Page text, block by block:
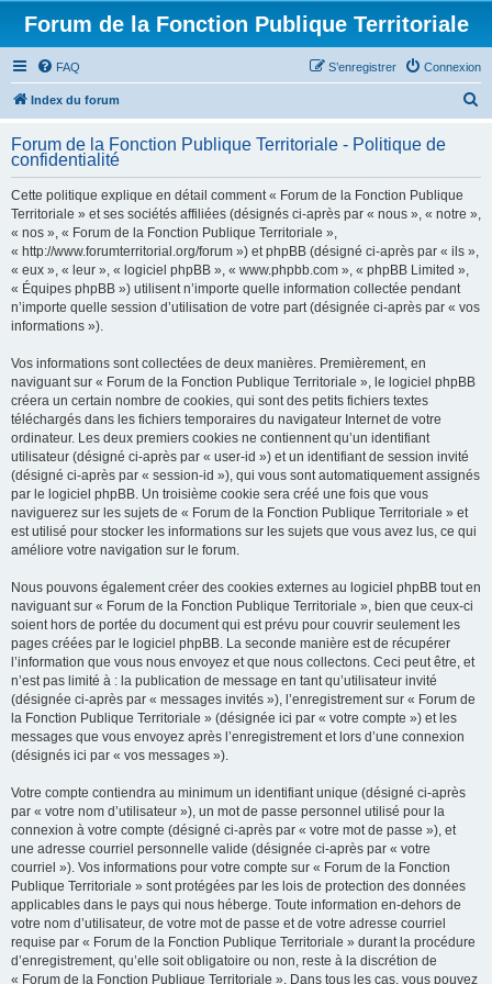
Forum de la Fonction Publique Territoriale
FAQ Connexion
S’enregistrer
Index du forum
h
Forum de la Fonction Publique Territoriale - Politique de
confidentialité
Cette politique explique en détail comment « Forum de la Fonction Publique
Territoriale » et ses sociétés affiliées (désignés ci-après par « nous », « notre »,
« nos », « Forum de la Fonction Publique Territoriale »,
« http://www.forumterritorial.org/forum ») et phpBB (désigné ci-après par « ils »,
« eux », « leur », « logiciel phpBB », « www.phpbb.com », « phpBB Limited »,
« Équipes phpBB ») utilisent n’importe quelle information collectée pendant
n’importe quelle session d’utilisation de votre part (désignée ci-après par « vos
informations »).
Vos informations sont collectées de deux manières. Premièrement, en
naviguant sur « Forum de la Fonction Publique Territoriale », le logiciel phpBB
créera un certain nombre de cookies, qui sont des petits fichiers textes
téléchargés dans les fichiers temporaires du navigateur Internet de votre
ordinateur. Les deux premiers cookies ne contiennent qu’un identifiant
utilisateur (désigné ci-après par « user-id ») et un identifiant de session invité
(désigné ci-après par « session-id »), qui vous sont automatiquement assignés
par le logiciel phpBB. Un troisième cookie sera créé une fois que vous
naviguerez sur les sujets de « Forum de la Fonction Publique Territoriale » et
est utilisé pour stocker les informations sur les sujets que vous avez lus, ce qui
améliore votre navigation sur le forum.
Nous pouvons également créer des cookies externes au logiciel phpBB tout en
naviguant sur « Forum de la Fonction Publique Territoriale », bien que ceux-ci
soient hors de portée du document qui est prévu pour couvrir seulement les
pages créées par le logiciel phpBB. La seconde manière est de récupérer
l’information que vous nous envoyez et que nous collectons. Ceci peut être, et
n’est pas limité à : la publication de message en tant qu’utilisateur invité
(désignée ci-après par « messages invités »), l’enregistrement sur « Forum de
la Fonction Publique Territoriale » (désignée ici par « votre compte ») et les
messages que vous envoyez après l’enregistrement et lors d’une connexion
(désignés ici par « vos messages »).
Votre compte contiendra au minimum un identifiant unique (désigné ci-après
par « votre nom d’utilisateur »), un mot de passe personnel utilisé pour la
connexion à votre compte (désigné ci-après par « votre mot de passe »), et
une adresse courriel personnelle valide (désignée ci-après par « votre
courriel »). Vos informations pour votre compte sur « Forum de la Fonction
Publique Territoriale » sont protégées par les lois de protection des données
applicables dans le pays qui nous héberge. Toute information en-dehors de
votre nom d’utilisateur, de votre mot de passe et de votre adresse courriel
requise par « Forum de la Fonction Publique Territoriale » durant la procédure
d’enregistrement, qu’elle soit obligatoire ou non, reste à la discrétion de
« Forum de la Fonction Publique Territoriale ». Dans tous les cas, vous pouvez